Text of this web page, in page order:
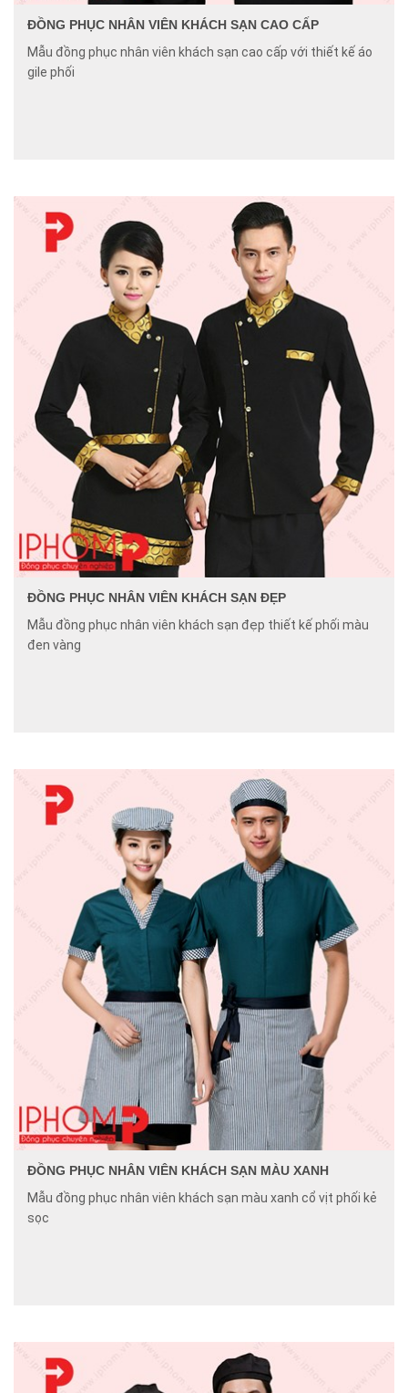
ĐỒNG PHỤC NHÂN VIÊN KHÁCH SẠN CAO CẤP
Mẫu đồng phục nhân viên khách sạn cao cấp với thiết kế áo
gile phối
ĐỒNG PHỤC NHÂN VIÊN KHÁCH SẠN ĐẸP
Mẫu đồng phục nhân viên khách sạn đẹp thiết kế phối màu
đen vàng
ĐỒNG PHỤC NHÂN VIÊN KHÁCH SẠN MÀU XANH
Mẫu đồng phục nhân viên khách sạn màu xanh cổ vịt phối kẻ
sọc